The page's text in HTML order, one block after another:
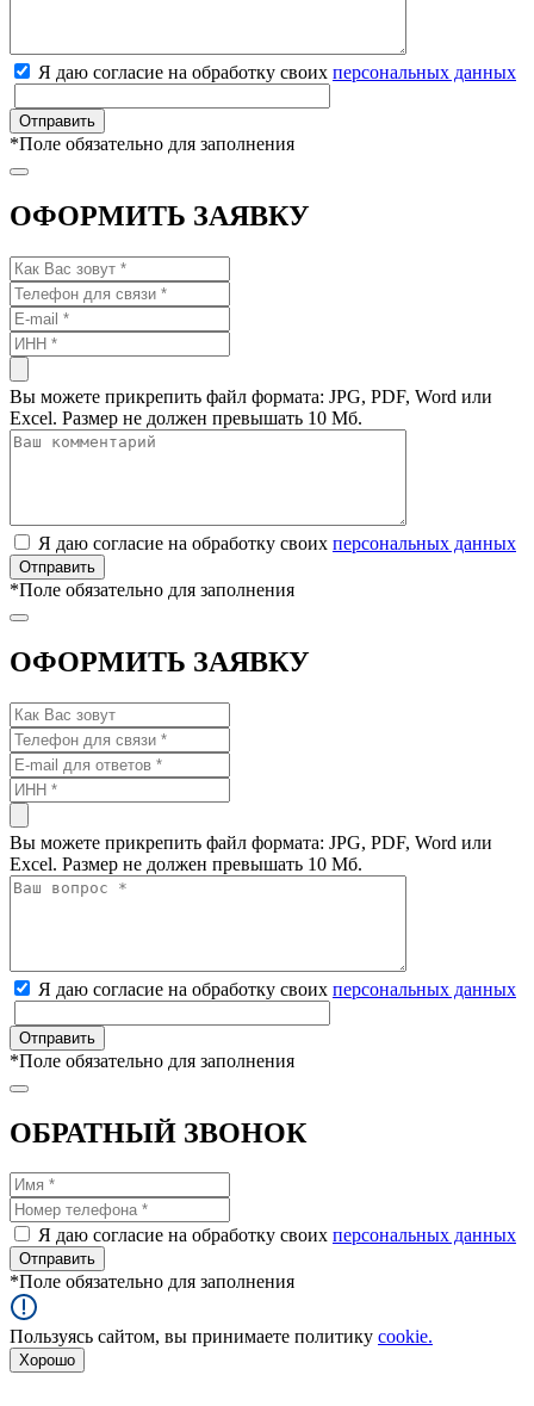
Я даю согласие на обработку своих персональных данных
*Поле обязательно для заполнения
ОФОРМИТЬ ЗАЯВКУ
Вы можете прикрепить файл формата: JPG, PDF, Word или
Excel. Размер не должен превышать 10 Мб.
Я даю согласие на обработку своих персональных данных
*Поле обязательно для заполнения
ОФОРМИТЬ ЗАЯВКУ
Вы можете прикрепить файл формата: JPG, PDF, Word или
Excel. Размер не должен превышать 10 Мб.
Я даю согласие на обработку своих персональных данных
*Поле обязательно для заполнения
ОБРАТНЫЙ ЗВОНОК
Я даю согласие на обработку своих персональных данных
*Поле обязательно для заполнения
Пользуясь сайтом, вы принимаете политику cookie.
Хорошо